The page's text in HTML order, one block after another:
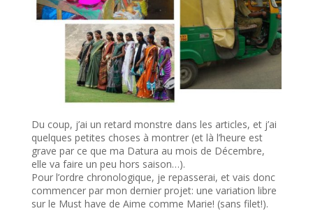
Du coup, j’ai un retard monstre dans les articles, et j’ai
quelques petites choses à montrer (et là l’heure est
grave par ce que ma Datura au mois de Décembre,
elle va faire un peu hors saison…).
Pour l’ordre chronologique, je repasserai, et vais donc
commencer par mon dernier projet: une variation libre
sur le Must have de Aime comme Marie! (sans filet!).